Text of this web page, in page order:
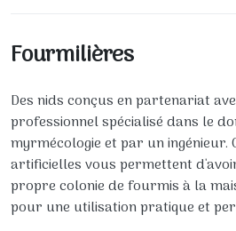
Fourmilières
Des nids conçus en partenariat
professionnel spécialisé dans le
myrmécologie et par un ingénieur.
artificielles vous permettent
propre colonie de fourmis à la
pour une utilisation pratique et